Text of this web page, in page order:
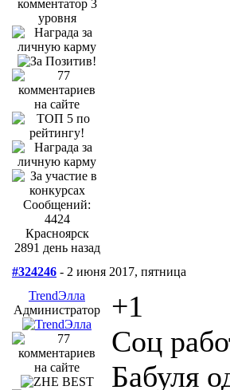
Сообщений:
4424
Красноярск
2891 день назад
#324246 - 2 июня 2017, пятница
TrendЭлла
Администратор
+1
Соц
Бабуля